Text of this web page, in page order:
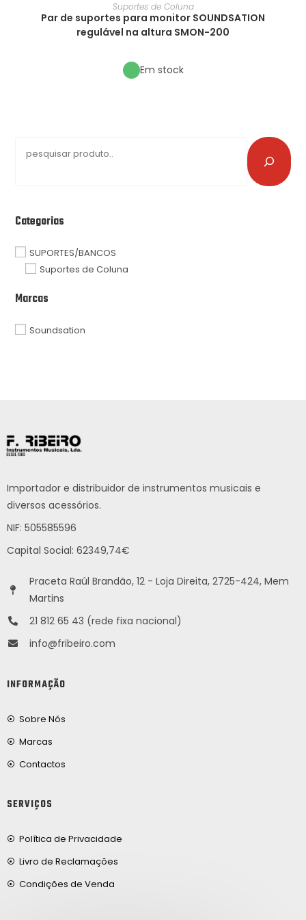
Suportes de Coluna
Par de suportes para monitor SOUNDSATION
regulável na altura SMON-200
Em stock
Categorias
SUPORTES/BANCOS
Suportes de Coluna
Marcas
Soundsation
Importador e distribuidor de instrumentos musicais e
diversos acessórios.
NIF: 505585596
Capital Social: 62349,74€
Praceta Raúl Brandão, 12 - Loja Direita, 2725-424, Mem
Martins
21 812 65 43 (rede fixa nacional)
info@fribeiro.com
INFORMAÇÃO
Sobre Nós
Marcas
Contactos
SERVIÇOS
Política de Privacidade
Livro de Reclamações
Condições de Venda